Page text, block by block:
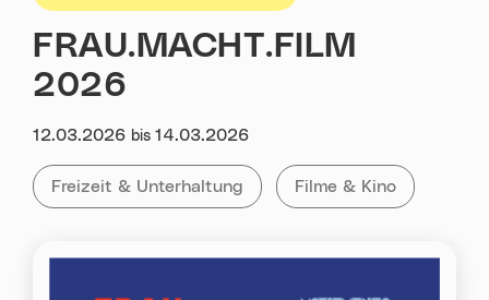
FRAU.MACHT.FILM
2026
Datum:
12.03.2026 bis 14.03.2026
Kategorie:
Alle Veranstaltungen der Kategorie
Freizeit & Unterhaltung Tag:Alle Veranstaltungen
Filme & Kino